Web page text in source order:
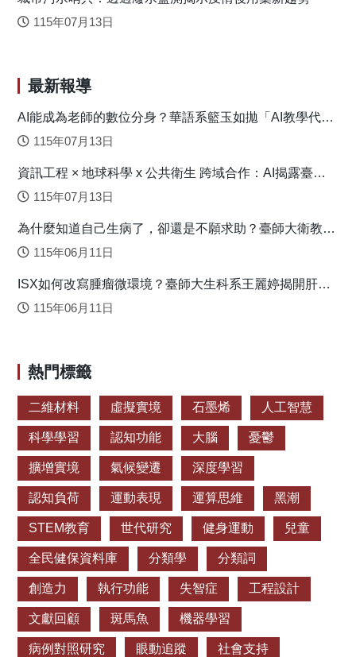
歷程；還是所有的分類詞皆會引發兩種歷程，需要我們持續
https://www.sciencedirect.com/science/article/abs/pii/
via%3Dihub
115年07月13日
最新報導
AI能成為老師的數位分身？華語系籃玉如拋「AI教學代理
人」新模式
115年07月13日
資訊工程 × 地球科學 x 公共衛生 跨域合作：AI揭露臺灣
心血管疾病高風險環境型態
115年07月13日
為什麼知道自己生病了，卻還是不願求助？臺師大衛教系
連盈如揭心理健康求助關鍵
115年06月11日
ISX如何改寫腫瘤微環境？臺師大生科系王麗婷揭開肝癌
免疫逃脫機制
115年06月11日
熱門標籤
二維材料 虛擬實境 石墨烯 人工智慧
科學學習 認知功能 大腦 憂鬱
擴增實境 氣候變遷 深度學習
認知負荷 運動表現 運算思維 黑潮
STEM教育 世代研究 健身運動 兒童
全民健保資料庫 分類學 分類詞
創造力 執行功能 失智症 工程設計
文獻回顧 斑馬魚 機器學習
病例對照研究 眼動追蹤 社會支持